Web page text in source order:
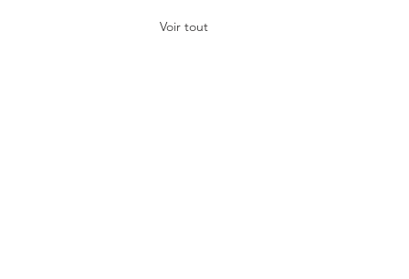
Voir tout